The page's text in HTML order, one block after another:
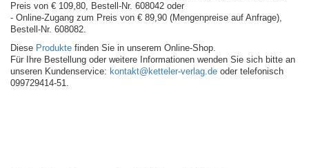
Preis von € 109,80, Bestell-Nr. 608042 oder
- Online-Zugang zum Preis von € 89,90 (Mengenpreise auf Anfrage),
Bestell-Nr. 608082.
Diese Produkte finden Sie in unserem Online-Shop.
Für Ihre Bestellung oder weitere Informationen wenden Sie sich bitte an
unseren Kundenservice: kontakt@ketteler-verlag.de oder telefonisch
099729414-51.